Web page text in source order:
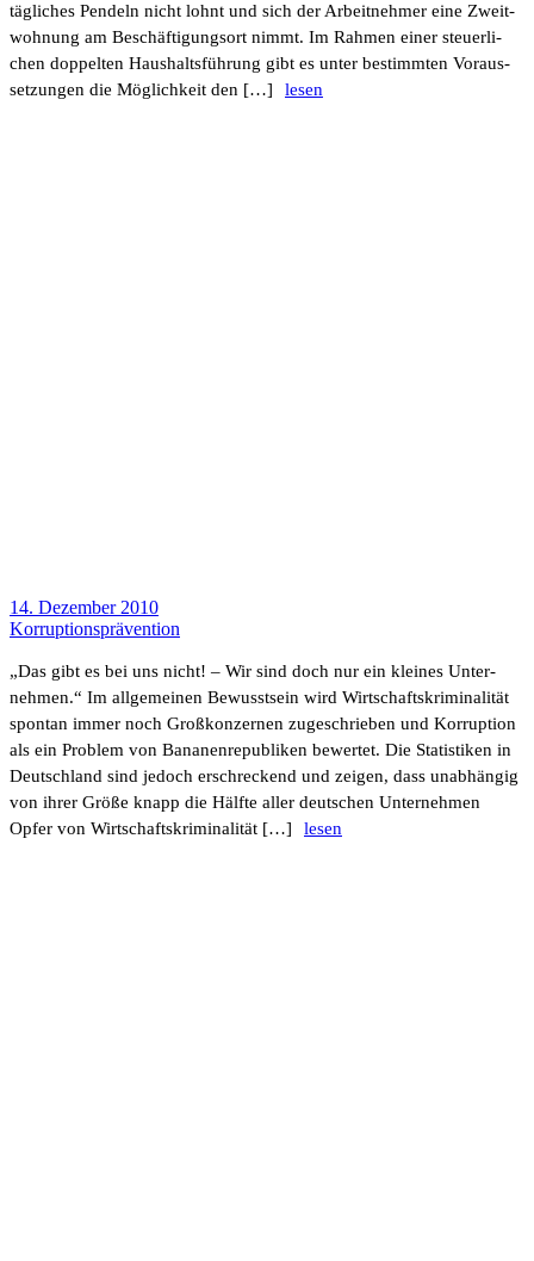
tägli­ches Pendeln nicht lohnt und sich der Arbeit­nehmer eine Zweit­
woh­nung am Beschäf­ti­gungsort nimmt. Im Rahmen einer steu­er­li­
chen doppelten Haus­halts­füh­rung gibt es unter bestimmten Voraus­
set­zungen die Möglich­keit den […]
lesen
14. Dezember 2010
Korrup­ti­ons­prä­ven­tion
„Das gibt es bei uns nicht! – Wir sind doch nur ein kleines Unter­
nehmen.“ Im allge­meinen Bewusst­sein wird Wirtschaftskrimina­lität
spontan immer noch Groß­kon­zernen zuge­schrieben und Korrup­tion
als ein Problem von Bana­nen­re­pu­bliken bewertet. Die Statis­tiken in
Deutsch­land sind jedoch erschre­ckend und zeigen, dass unab­hängig
von ihrer Größe knapp die Hälfte aller deut­schen Unter­nehmen
Opfer von Wirt­schafts­kri­mi­na­lität […]
lesen